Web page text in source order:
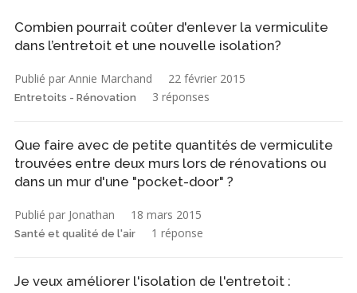
Combien pourrait coûter d'enlever la vermiculite
dans l’entretoit et une nouvelle isolation?
Publié par Annie Marchand 22 février 2015
Entretoits - Rénovation 3 réponses
Que faire avec de petite quantités de vermiculite
trouvées entre deux murs lors de rénovations ou
dans un mur d'une "pocket-door" ?
Publié par Jonathan 18 mars 2015
Santé et qualité de l'air 1 réponse
Je veux améliorer l'isolation de l'entretoit :